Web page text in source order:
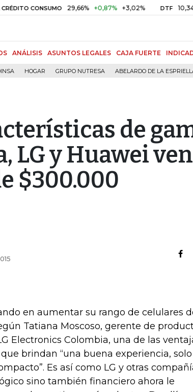
CONSUMO 29,66% +0,87% +3,02% DTF 10,34%
ANÁLISIS ASUNTOS LEGALES CAJA FUERTE
HOGAR GRUPO NUTRESA ABELARDO DE LA
de
LG y Huawei
$300.000
en aumentar su rango de celulares
Tatiana Moscoso, gerente de
Electronics Colombia, una de las
brindan “una buena experiencia, solo
Es así como LG y otras
sino también financiero ahora le